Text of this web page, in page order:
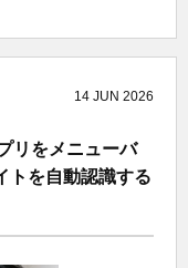
14 JUN 2026
リをメニューバ
トを自動認識する